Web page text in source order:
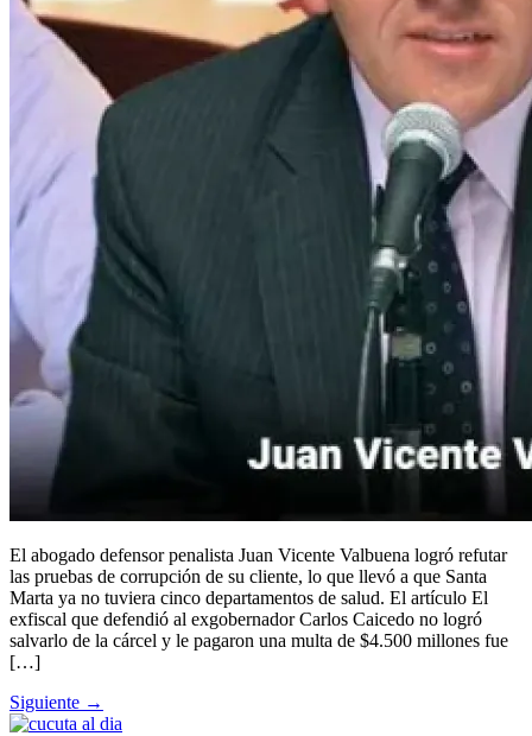
El abogado defensor penalista Juan Vicente Valbuena logró refutar
las pruebas de corrupción de su cliente, lo que llevó a que Santa
Marta ya no tuviera cinco departamentos de salud. El artículo El
exfiscal que defendió al exgobernador Carlos Caicedo no logró
salvarlo de la cárcel y le pagaron una multa de $4.500 millones fue
[…]
Siguiente →